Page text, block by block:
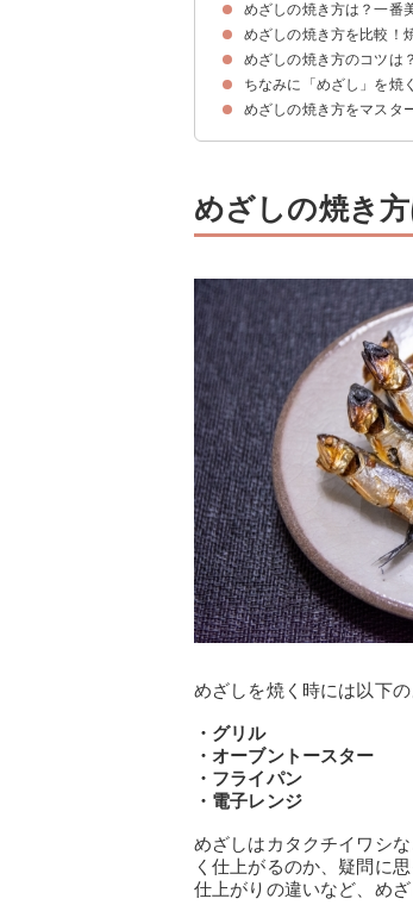
めざしの焼き方は？一番
めざしの焼き方を比較！
①グリル
②オーブントースター
③フライパン
④電子レンジ
めざしの焼き方のコツは
①冷凍めざしは解凍せずそ
②めざしの大きさによって
ちなみに「めざし」を焼
めざしは内蔵も含めて全て
めざしの焼き方をマスタ
めざしの焼き
めざしを焼く時には以下
・グリル
・オーブントースター
・フライパン
・電子レンジ
めざしはカタクチイワシ
く仕上がるのか、疑問に
仕上がりの違いなど、め